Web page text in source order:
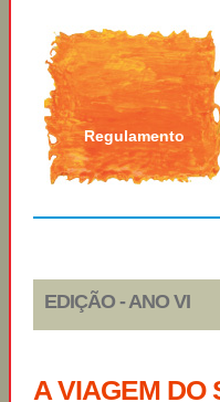
Regulamento
EDIÇÃO - ANO VI
A VIAGEM DO